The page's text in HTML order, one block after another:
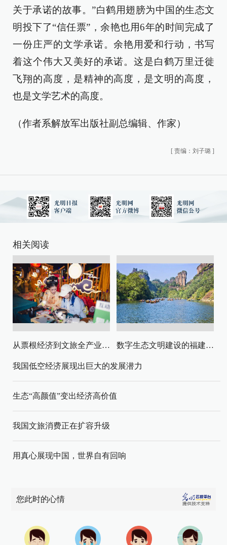
关于承诺的故事。”白鹤用翅膀为中国的生态文
明投下了“信任票”，余艳也用6年的时间完成了
一份庄严的文学承诺。余艳用爱和行动，书写
着这个伟大又美好的承诺。这是白鹤万里迁徙
飞翔的高度，是精神的高度，是文明的高度，
也是文学艺术的高度。
（作者系解放军出版社副总编辑、作家）
[ 责编：刘子璐 ]
相关阅读
从票根经济到文旅全产业链升级 数字生态文明建设的福建路径与启示
我国低空经济展现出巨大的发展潜力
生态“高颜值”变出经济高价值
我国文旅消费正在扩容升级
用真心展现中国，世界自有回响
您此时的心情